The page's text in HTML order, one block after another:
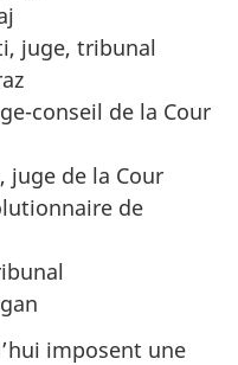
juge, tribunal
conseil de la Cour
juge de la Cour
de
imposent une